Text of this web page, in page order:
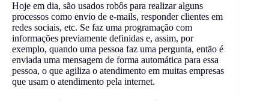
Hoje em dia, são usados robôs para realizar alguns
processos como envio de e-mails, responder clientes em
redes sociais, etc. Se faz uma programação com
informações previamente definidas e, assim, por
exemplo, quando uma pessoa faz uma pergunta, então é
enviada uma mensagem de forma automática para essa
pessoa, o que agiliza o atendimento em muitas empresas
que usam o atendimento pela internet.